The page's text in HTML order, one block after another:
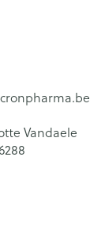
Vandaele